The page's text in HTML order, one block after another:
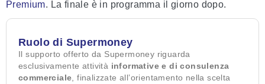
Premium. La finale è in programma il giorno dopo.
Ruolo di Supermoney
Il supporto offerto da Supermoney riguarda
esclusivamente attività informative e di consulenza
commerciale , finalizzate all’orientamento nella scelta